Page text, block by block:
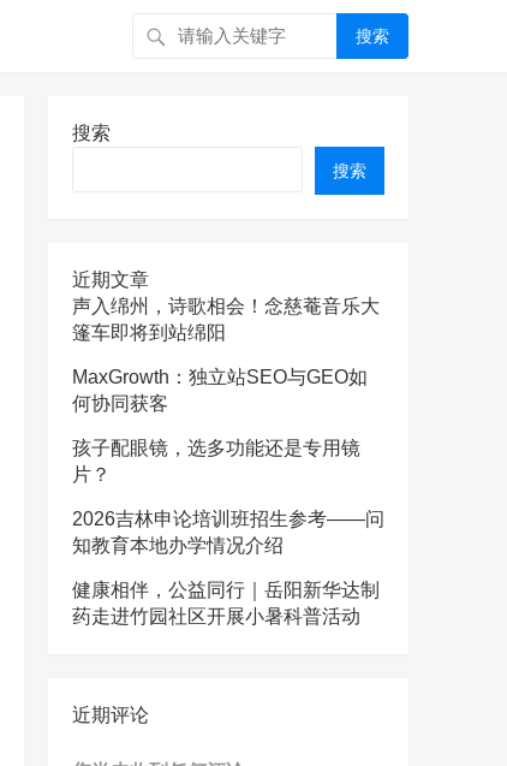
搜索
搜索
搜索
近期文章
声入绵州，诗歌相会！念慈菴音乐大
篷车即将到站绵阳
MaxGrowth：独立站SEO与GEO如
何协同获客
孩子配眼镜，选多功能还是专用镜
片？
2026吉林申论培训班招生参考——问
知教育本地办学情况介绍
健康相伴，公益同行｜岳阳新华达制
药走进竹园社区开展小暑科普活动
近期评论